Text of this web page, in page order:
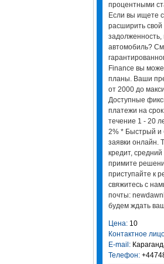
процентными
Если вы ищете
расширить свой
задолженность,
автомобиль?
Finance вы
планы. Ваши
от 2000 до
Доступные
платежи на
течение 1 - 20
2% * Быстрый и
заявки онлайн.
кредит,
примите
приступайте к
свяжитесь с
почты:
будем ждать
Цена:10
Контактное
E-mail:
Телефон: